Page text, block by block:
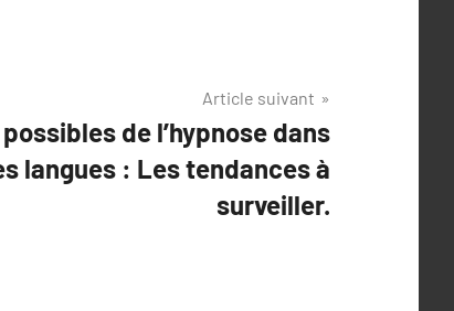
Article suivant
de l’hypnose dans
langues : Les tendances à
surveiller.